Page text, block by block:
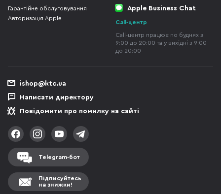
Гарантійне обслуговування
Авторизація Apple
Apple Business Chat
Call-центр
Call-центр працює по буднях з
9:00 до 20:00 та у вихідні з 9:00
до 20:00
ishop@ktc.ua
Написати директору
Повідомити про помилку на сайті
Telegram-бот
Підписуйтесь
на знижки!